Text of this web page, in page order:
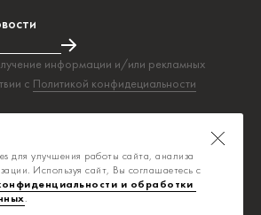
информации и/или рекламных
с Политикой конфидециальности
прошла успешно!
для улучшения работы сайта, анализа
Используя сайт, Вы соглашаетесь с
и обработки
.